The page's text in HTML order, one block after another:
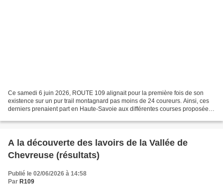
Ce samedi 6 juin 2026, ROUTE 109 alignait pour la première fois de son
existence sur un pur trail montagnard pas moins de 24 coureurs. Ainsi, ces
derniers prenaient part en Haute-Savoie aux différentes courses proposées
A la découverte des lavoirs de la Vallée de
Chevreuse (résultats)
Publié le 02/06/2026 à 14:58
Par R109